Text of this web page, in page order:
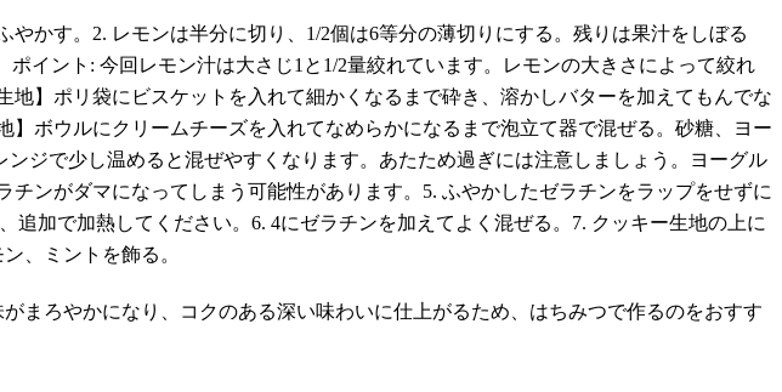
かす。2. レモンは半分に切り、1/2個は6等分の薄切りにする。残りは果汁をしぼる
イント: 今回レモン汁は大さじ1と1/2量絞れています。レモンの大きさによって絞れ
】ポリ袋にビスケットを入れて細かくなるまで砕き、溶かしバターを加えてもんでな
ボウルにクリームチーズを入れてなめらかになるまで泡立て器で混ぜる。砂糖、ヨー
ジで少し温めると混ぜやすくなります。あたため過ぎには注意しましょう。ヨーグル
ンがダマになってしまう可能性があります。5. ふやかしたゼラチンをラップをせずに
加で加熱してください。6. 4にゼラチンを加えてよく混ぜる。7. クッキー生地の上に
、ミントを飾る。
まろやかになり、コクのある深い味わいに仕上がるため、はちみつで作るのをおすす